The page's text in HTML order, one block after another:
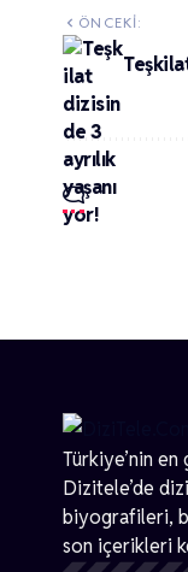
ÖNCEKI:
Türkiye’nin
Dizitele’de
biyografileri,
son içerikleri